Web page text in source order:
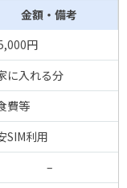
金額・備考
円
に入れる分
費等
SIM利用
–